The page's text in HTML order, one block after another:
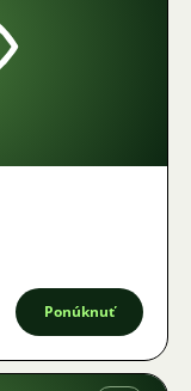
Ponúknuť